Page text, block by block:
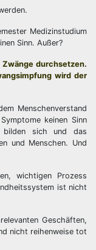
Medizinstudium
Sinn. Außer?
durchsetzen.
wird der
Menschenverstand
keinen Sinn
bilden sich und das
und Menschen. Und
wichtigen Prozess
ist nicht
Geschäften,
nicht reihenweise tot